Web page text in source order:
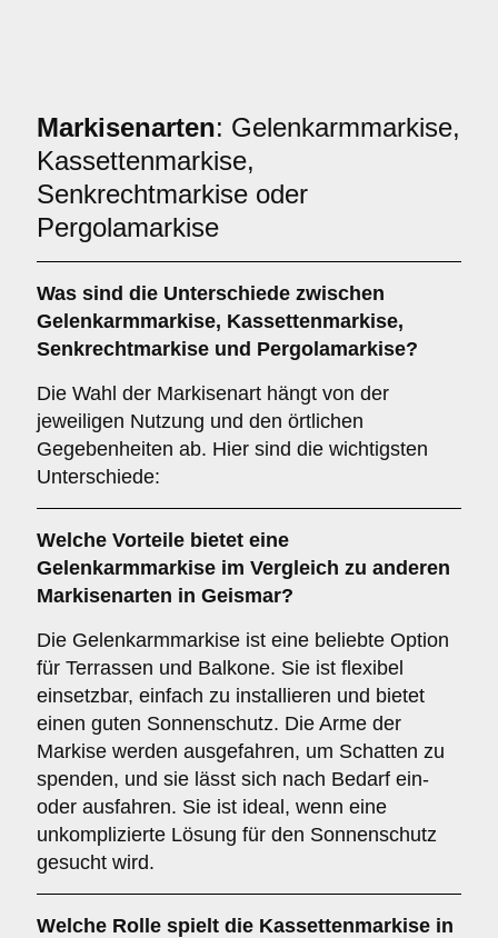
Markisenarten: Gelenkarmmarkise,
Kassettenmarkise,
Senkrechtmarkise oder
Pergolamarkise
Was sind die Unterschiede zwischen
Gelenkarmmarkise, Kassettenmarkise,
Senkrechtmarkise und Pergolamarkise?
Die Wahl der Markisenart hängt von der
jeweiligen Nutzung und den örtlichen
Gegebenheiten ab. Hier sind die wichtigsten
Unterschiede:
Welche Vorteile bietet eine
Gelenkarmmarkise im Vergleich zu anderen
Markisenarten in Geismar?
Die Gelenkarmmarkise ist eine beliebte Option
für Terrassen und Balkone. Sie ist flexibel
einsetzbar, einfach zu installieren und bietet
einen guten Sonnenschutz. Die Arme der
Markise werden ausgefahren, um Schatten zu
spenden, und sie lässt sich nach Bedarf ein-
oder ausfahren. Sie ist ideal, wenn eine
unkomplizierte Lösung für den Sonnenschutz
gesucht wird.
Welche Rolle spielt die Kassettenmarkise in